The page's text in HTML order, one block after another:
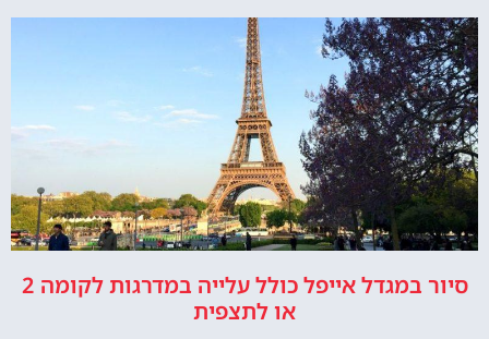
סיור במגדל אייפל כולל עלייה במדרגות לקומה 2
או לתצפית